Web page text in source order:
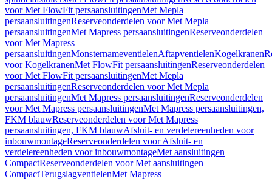
voor Met FlowFit persaansluitingenMet Mepla
persaansluitingenReserveonderdelen voor Met Mepla
persaansluitingenMet Mapress persaansluitingenReserveonderdelen
voor Met Mapress
persaansluitingenMonsternameventielenAftapventielenKogelkranen
voor KogelkranenMet FlowFit persaansluitingenReserveonderdelen
voor Met FlowFit persaansluitingenMet Mepla
persaansluitingenReserveonderdelen voor Met Mepla
persaansluitingenMet Mapress persaansluitingenReserveonderdelen
voor Met Mapress persaansluitingenMet Mapress persaansluitingen,
FKM blauwReserveonderdelen voor Met Mapress
persaansluitingen, FKM blauwAfsluit- en verdelereenheden voor
inbouwmontageReserveonderdelen voor Afsluit- en
verdelereenheden voor inbouwmontageMet aansluitingen
CompactReserveonderdelen voor Met aansluitingen
CompactTerugslagventielenMet Mapress